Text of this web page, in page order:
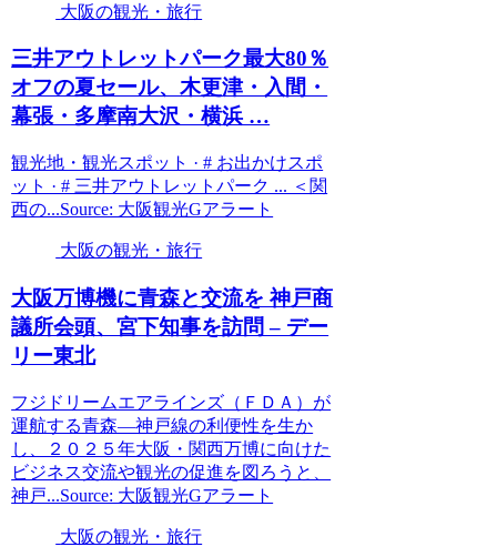
大阪の観光・旅行
三井アウトレットパーク最大80％
オフの夏セール、木更津・入間・
幕張・多摩南大沢・横浜 …
観光地・観光スポット · # お出かけスポ
ット · # 三井アウトレットパーク ... ＜関
西の...Source: 大阪観光Gアラート
大阪の観光・旅行
大阪万博機に青森と交流を 神戸商
議所会頭、宮下知事を訪問 – デー
リー東北
フジドリームエアラインズ（ＦＤＡ）が
運航する青森―神戸線の利便性を生か
し、２０２５年大阪・関西万博に向けた
ビジネス交流や観光の促進を図ろうと、
神戸...Source: 大阪観光Gアラート
大阪の観光・旅行